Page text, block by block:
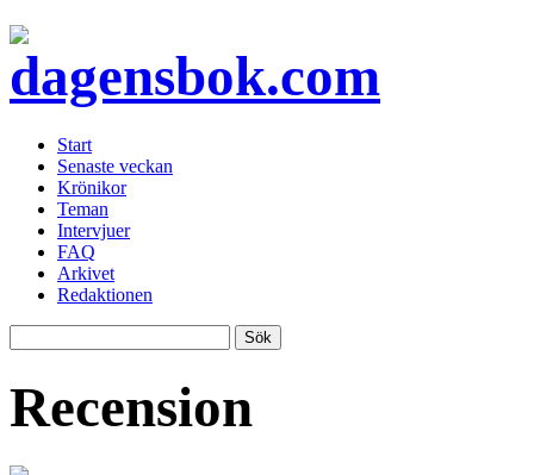
Start
Senaste veckan
Krönikor
Teman
Intervjuer
FAQ
Arkivet
Redaktionen
Recension